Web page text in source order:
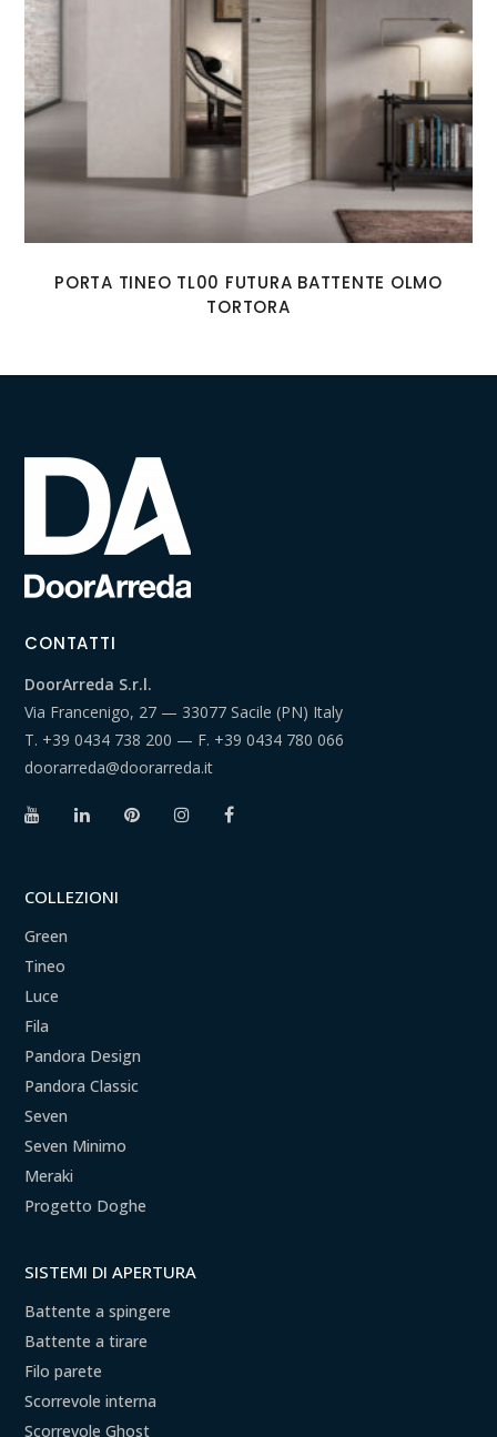
PORTA TINEO TL00 FUTURA BATTENTE OLMO
TORTORA
CONTATTI
DoorArreda S.r.l.
Via Francenigo, 27 — 33077 Sacile (PN) Italy
T. +39 0434 738 200 — F. +39 0434 780 066
doorarreda@doorarreda.it
COLLEZIONI
Green
Tineo
Luce
Fila
Pandora Design
Pandora Classic
Seven
Seven Minimo
Meraki
Progetto Doghe
SISTEMI DI APERTURA
Battente a spingere
Battente a tirare
Filo parete
Scorrevole interna
Scorrevole Ghost